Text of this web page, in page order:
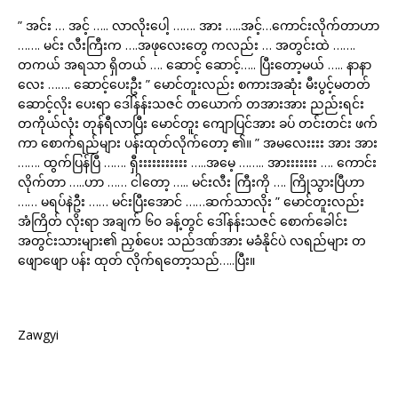
” အင်း … အင့် ….. လာလိုးပေါ့ ……. အား …..အင့်…ကောင်းလိုက်တာဟာ
……. မင်း လီးကြီးက ….အဖုလေးတွေ ကလည်း … အတွင်းထဲ …….
တကယ် အရသာ ရှိတယ် …. ဆောင့် ဆောင့်….. ပြီးတော့မယ် ….. နာနာ
လေး ……. ဆောင့်ပေးဦး ” မောင်တူးလည်း စကားအဆုံး မီးပွင့်မတတ်
ဆောင့်လိုး ပေးရာ ဒေါ်နန်းသဇင် တယောက် တအားအား ညည်းရင်း
တကိုယ်လုံး တုန်ရီလာပြီး မောင်တူး ကျောပြင်အား ခပ် တင်းတင်း ဖက်
ကာ စောက်ရည်များ ပန်းထုတ်လိုက်တော့ ၏။ ” အမလေးးးး အား အား
……. ထွက်ပြန်ပြီ ……. ရှီးးးးးးးးးးး …..အမေ့ …….. အားးးးးးး …. ကောင်း
လိုက်တာ …..ဟာ …… ငါတော့ ….. မင်းလီး ကြီးကို …. ကြိုသွားပြီဟာ
…… မရပ်နဲဦး …… မင်းပြီးအောင် ……ဆက်သာလိုး ” မောင်တူးလည်း
အံကြိတ် လိုးရာ အချက် ၆၀ ခန့်တွင် ဒေါ်နန်းသဇင် စောက်ခေါင်း
အတွင်းသားများ၏ ညှစ်ပေး သည်ဒဏ်အား မခံနိုင်ပဲ လရည်များ တ
ဖျောဖျော ပန်း ထုတ် လိုက်ရတော့သည်…..ပြီး။
Zawgyi